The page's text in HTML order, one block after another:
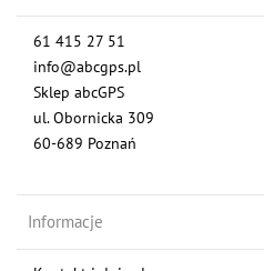
61 415 27 51
info@abcgps.pl
Sklep abcGPS
ul. Obornicka 309
60-689 Poznań
Informacje